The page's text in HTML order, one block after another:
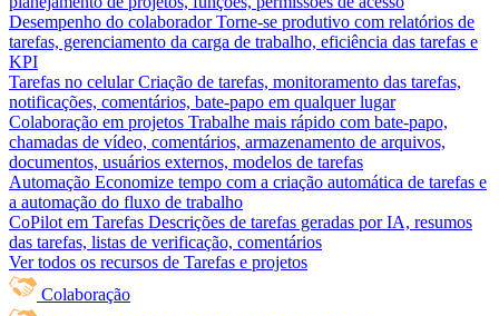
Desempenho do colaborador Torne-se produtivo com relatórios de
tarefas, gerenciamento da carga de trabalho, eficiência das tarefas e
KPI
Tarefas no celular Criação de tarefas, monitoramento das tarefas,
notificações, comentários, bate-papo em qualquer lugar
Colaboração em projetos Trabalhe mais rápido com bate-papo,
chamadas de vídeo, comentários, armazenamento de arquivos,
documentos, usuários externos, modelos de tarefas
Automação Economize tempo com a criação automática de tarefas e
a automação do fluxo de trabalho
CoPilot em Tarefas Descrições de tarefas geradas por IA, resumos
das tarefas, listas de verificação, comentários
Ver todos os recursos de Tarefas e projetos
Colaboração